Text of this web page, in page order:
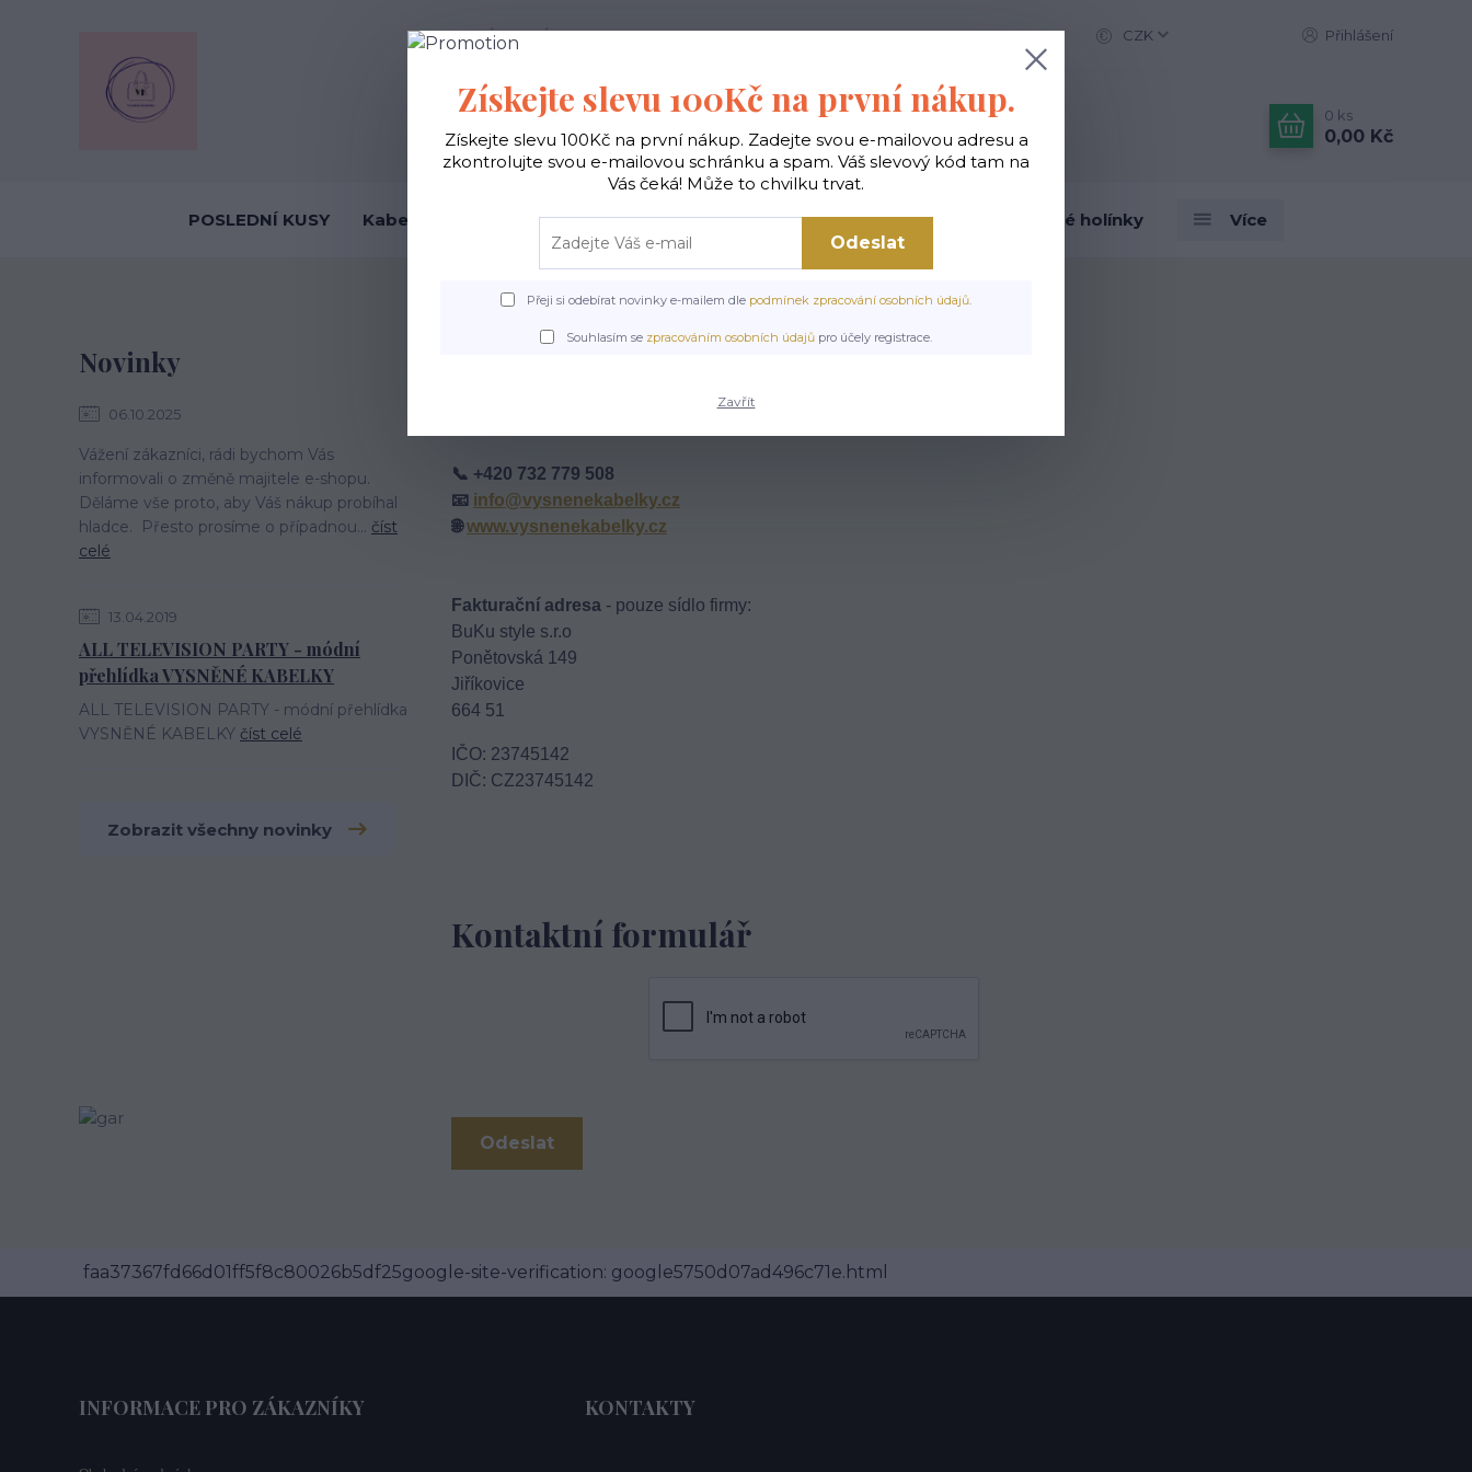
OBCHODNÍ PODMÍNKY JAK NAKUPOVAT KONTAKTY CZK Přihlášení
0 ks
0,00 Kč
POSLEDNÍ KUSY Kabelky ekologické Vaky na záda Polštáře Doplňky Designové holínky Více
KONTAKTY
Novinky
06.10.2025
Vážení zákazníci, rádi bychom Vás
informovali o změně majitele e-shopu.
Děláme vše proto, aby Váš nákup probíhal
hladce. Přesto prosíme o případnou... číst
celé
13.04.2019
ALL TELEVISION PARTY - módní
přehlídka VYSNĚNÉ KABELKY
ALL TELEVISION PARTY - módní přehlídka
VYSNĚNÉ KABELKY číst celé
Zobrazit všechny novinky
📞 +420 732 779 508
📧 info@vysnenekabelky.cz
🌐 www.vysnenekabelky.cz
Fakturační adresa - pouze sídlo firmy:
BuKu style s.r.o
Ponětovská 149
Jiříkovice
664 51
IČO: 23745142
DIČ: CZ23745142
Kontaktní formulář
faa37367fd66d01ff5f8c80026b5df25google-site-verification: google5750d07ad496c71e.html
INFORMACE PRO ZÁKAZNÍKY KONTAKTY
Získejte slevu 100Kč na první nákup.
Získejte slevu 100Kč na první nákup. Zadejte svou e-mailovou adresu a
zkontrolujte svou e-mailovou schránku a spam. Váš slevový kód tam na
Vás čeká! Může to chvilku trvat.
Odeslat
Přeji si odebírat novinky e-mailem dle podmínek zpracování osobních údajů.
Souhlasím se zpracováním osobních údajů pro účely registrace.
Zavřít